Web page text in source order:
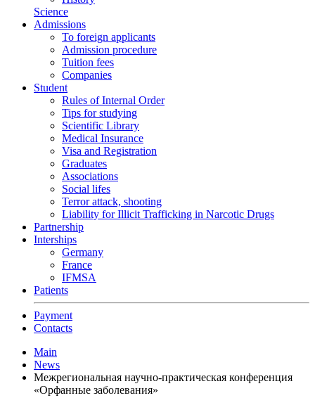
Science
Admissions
To foreign applicants
Admission procedure
Tuition fees
Companies
Student
Rules of Internal Order
Tips for studying
Scientific Library
Medical Insurance
Visa and Registration
Graduates
Associations
Social lifes
Terror attack, shooting
Liability for Illicit Trafficking in Narcotic Drugs
Partnership
Interships
Germany
France
IFMSA
Patients
Payment
Contacts
Main
News
Межрегиональная научно-практическая конференция
«Орфанные заболевания»